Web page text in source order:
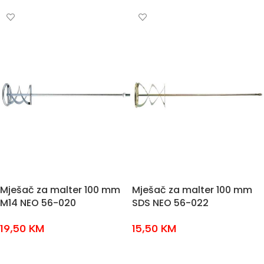
Mješač za malter 100 mm
M14 NEO 56-020
19,50 KM
Mješač za malter 100 mm
SDS NEO 56-022
15,50 KM